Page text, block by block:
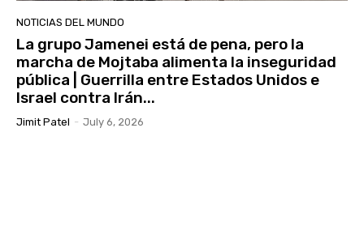
NOTICIAS DEL MUNDO
La grupo Jamenei está de pena, pero la
marcha de Mojtaba alimenta la inseguridad
pública | Guerrilla entre Estados Unidos e
Israel contra Irán...
Jimit Patel - July 6, 2026